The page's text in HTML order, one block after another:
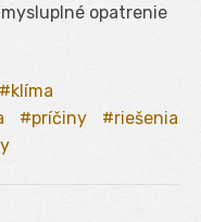
opatrenie
klíma
príčiny
riešenia